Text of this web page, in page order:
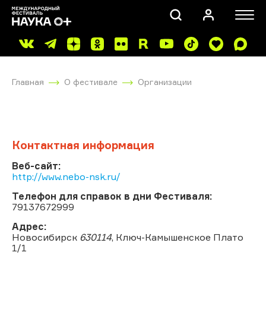
Главная О фестивале Организации
Контактная информация
Веб-сайт:
http://www.nebo-nsk.ru/
Телефон для справок в дни Фестиваля:
79137672999
Адрес:
Новосибирск 630114, Ключ-Камышенское Плато
1/1